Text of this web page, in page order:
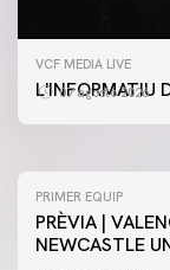
VCF MEDIA LIVE
L'INFORMATIU
07 agosto 2026
PRIMER EQUIP
PRIMER EQUIP
PRÈVIA |
NEWCASTLE